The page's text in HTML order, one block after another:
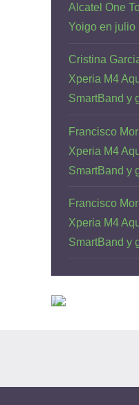
Alcatel One
Yoigo en julio
Cristina
Xperia M4
SmartBand y
Francisco
Xperia M4
SmartBand y
Francisco
Xperia M4
SmartBand y